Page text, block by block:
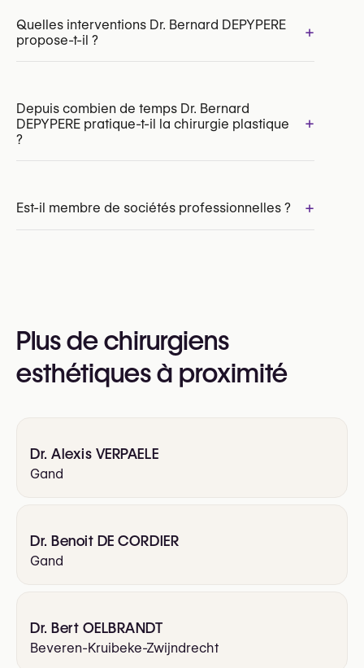
Quelles interventions Dr. Bernard DEPYPERE
propose-t-il ?
+
Augmentation mammaire par par implants
Chirurgie post-bariatrique
Lifting des cuisses
Abdominoplastie (Tummy Tuck)
Depuis combien de temps Dr. Bernard
DEPYPERE pratique-t-il la chirurgie plastique
?
+
Est-il membre de sociétés professionnelles ? +
Groupement Belge des Spécialistes)
Plus de chirurgiens
esthétiques à proximité
Dr. Alexis VERPAELE
Gand
Dr. Benoit DE CORDIER
Gand
Dr. Bert OELBRANDT
Beveren-Kruibeke-Zwijndrecht